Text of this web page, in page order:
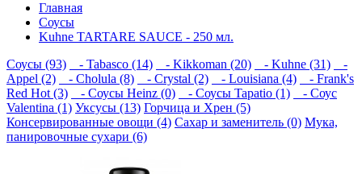
Главная
Соусы
Kuhne TARTARE SAUCE - 250 мл.
Соусы (93)
- Tabasco (14) - Kikkoman (20) - Kuhne (31)
-
Appel (2)
- Cholula (8) - Crystal (2) - Louisiana (4)
- Frank's
Red Hot (3)
- Соусы Heinz (0) - Соусы Tapatio (1)
- Соус
Valentina (1) Уксусы (13) Горчица и Хрен (5)
Консервированные овощи (4) Сахар и заменитель (0) Мука,
панировочные сухари (6)